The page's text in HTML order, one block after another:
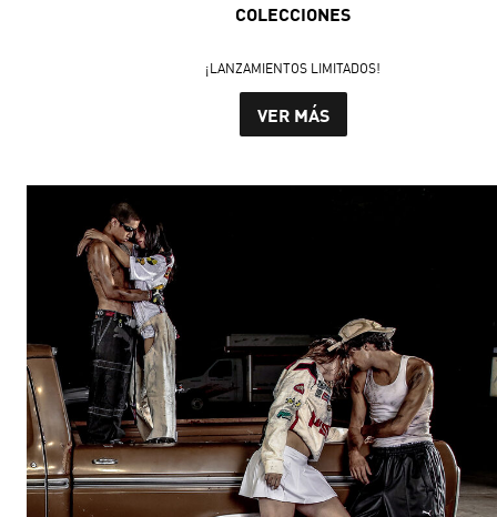
COLECCIONES
¡LANZAMIENTOS LIMITADOS!
VER MÁS